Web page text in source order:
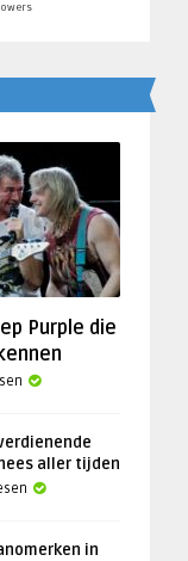
Purple die
aller tijden
in